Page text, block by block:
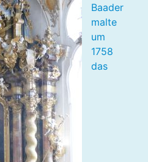
Baader
malte
um
1758
das